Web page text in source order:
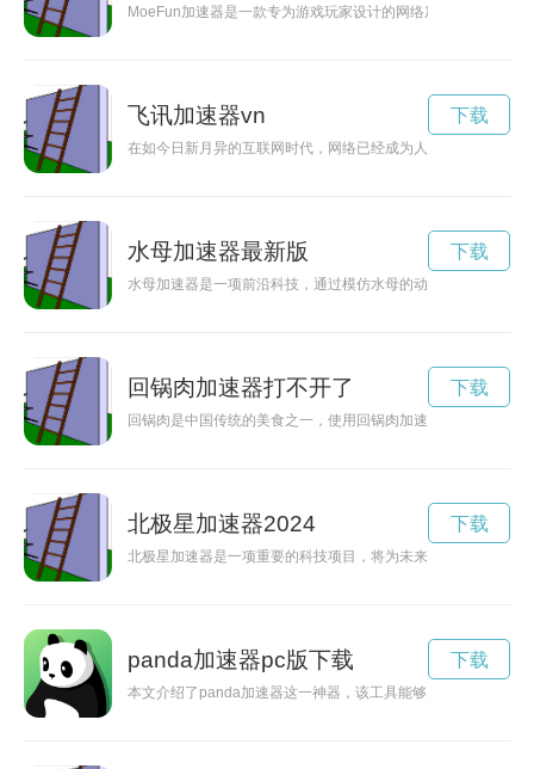
MoeFun加速器是一款专为游戏玩家设计的网络加速器，能够提
飞讯加速器vn
在如今日新月异的互联网时代，网络已经成为人们生活中必不
下载
水母加速器最新版
水母加速器是一项前沿科技，通过模仿水母的动态特性，实现
下载
回锅肉加速器打不开了
回锅肉是中国传统的美食之一，使用回锅肉加速器可以使其更
下载
北极星加速器2024
北极星加速器是一项重要的科技项目，将为未来的科技发展带
下载
panda加速器pc版下载
本文介绍了panda加速器这一神器，该工具能够为用户解决全
下载